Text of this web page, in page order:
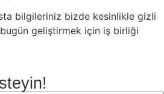
bilgileriniz bizde kesinlikle gizli
bugün geliştirmek için iş birliği